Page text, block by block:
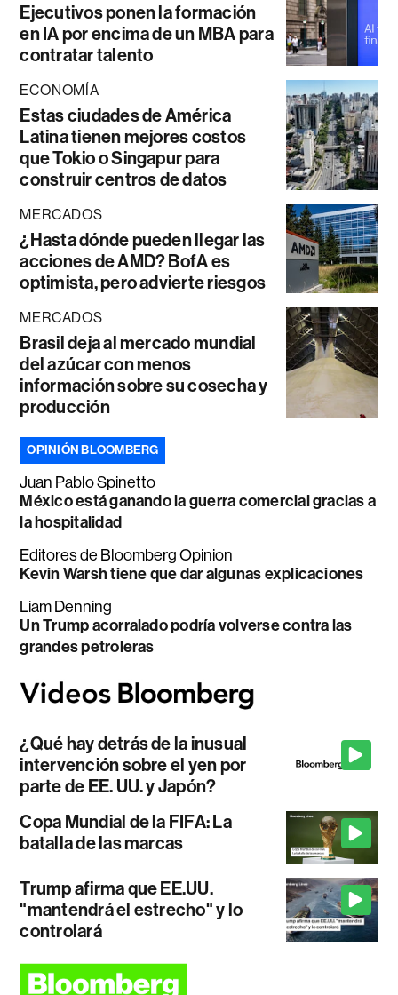
Ejecutivos ponen la formación
en IA por encima de un MBA para
contratar talento
ECONOMÍA
Estas ciudades de América
Latina tienen mejores costos
que Tokio o Singapur para
construir centros de datos
MERCADOS
¿Hasta dónde pueden llegar las
acciones de AMD? BofA es
optimista, pero advierte riesgos
MERCADOS
Brasil deja al mercado mundial
del azúcar con menos
información sobre su cosecha y
producción
OPINIÓN BLOOMBERG
Juan Pablo Spinetto
México está ganando la guerra comercial gracias a
la hospitalidad
Editores de Bloomberg Opinion
Kevin Warsh tiene que dar algunas explicaciones
Liam Denning
Un Trump acorralado podría volverse contra las
grandes petroleras
¿Qué hay detrás de la inusual
intervención sobre el yen por
parte de EE. UU. y Japón?
Copa Mundial de la FIFA: La
batalla de las marcas
Trump afirma que EE.UU.
"mantendrá el estrecho" y lo
controlará